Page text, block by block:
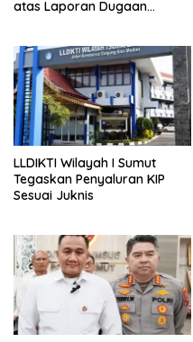
atas Laporan Dugaan
LLDIKTI Wilayah I Sumut
Tegaskan Penyaluran KIP
Sesuai Juknis